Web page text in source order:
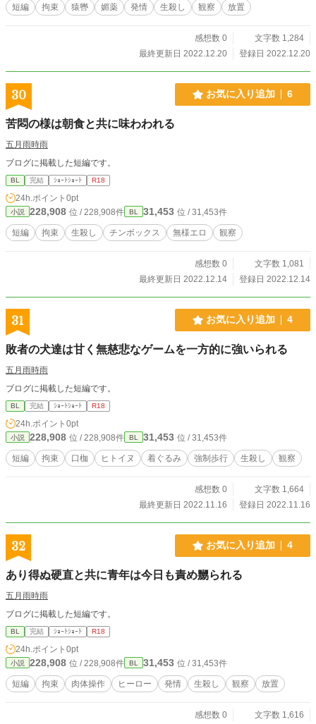
短編 拘束 猿轡 媚薬 発情 生殺し 観察 放置
感想数 0
文字数 1,284
最終更新日 2022.12.20
登録日 2022.12.20
30 お気に入り追加 6
苦悶の様は朝食と共に味わわれる
五月雨時雨
ブログに掲載した短編です。
BL 完結 ｼｮｰﾄｼｮｰﾄ R18
24h.ポイント 0pt
小説 228,908 位 / 228,908件 BL 31,453 位 / 31,453件
短編 拘束 生殺し チンボックス 無様エロ 観察
感想数 0
文字数 1,081
最終更新日 2022.12.14
登録日 2022.12.14
31 お気に入り追加 4
敗者の犬達は甘く無慈悲なゲームを一方的に強いられる
五月雨時雨
ブログに掲載した短編です。
BL 完結 ｼｮｰﾄｼｮｰﾄ R18
24h.ポイント 0pt
小説 228,908 位 / 228,908件 BL 31,453 位 / 31,453件
短編 拘束 口枷 ヒトイヌ 着ぐるみ 強制歩行 生殺し 観察
感想数 0
文字数 1,664
最終更新日 2022.11.16
登録日 2022.11.16
32 お気に入り追加 4
あり得ぬ硬直と共に青年は今日も責め嬲られる
五月雨時雨
ブログに掲載した短編です。
BL 完結 ｼｮｰﾄｼｮｰﾄ R18
24h.ポイント 0pt
小説 228,908 位 / 228,908件 BL 31,453 位 / 31,453件
短編 拘束 肉体操作 ヒーロー 発情 生殺し 観察 放置
感想数 0 文字数 1,616